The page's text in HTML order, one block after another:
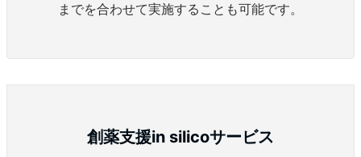
までを合わせて実施することも可能です。
創薬支援in silicoサービス